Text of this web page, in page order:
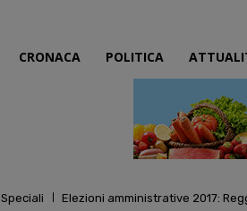
CRONACA POLITICA
Speciali Elezioni amministrative 2017: